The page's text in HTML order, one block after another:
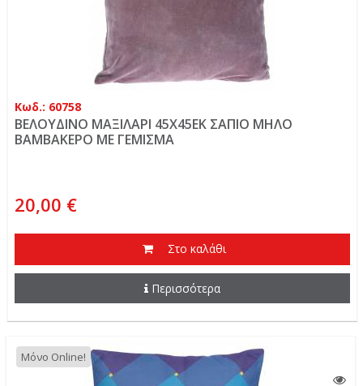
Κωδ.: 60758
ΒΕΛΟΥΔΙΝΟ ΜΑΞΙΛΑΡΙ 45Χ45ΕΚ ΣΑΠΙΟ ΜΗΛΟ
ΒΑΜΒΑΚΕΡΟ ΜΕ ΓΕΜΙΣΜΑ
20,00 €
Στο καλάθι
Περισσότερα
Μόνο Online!